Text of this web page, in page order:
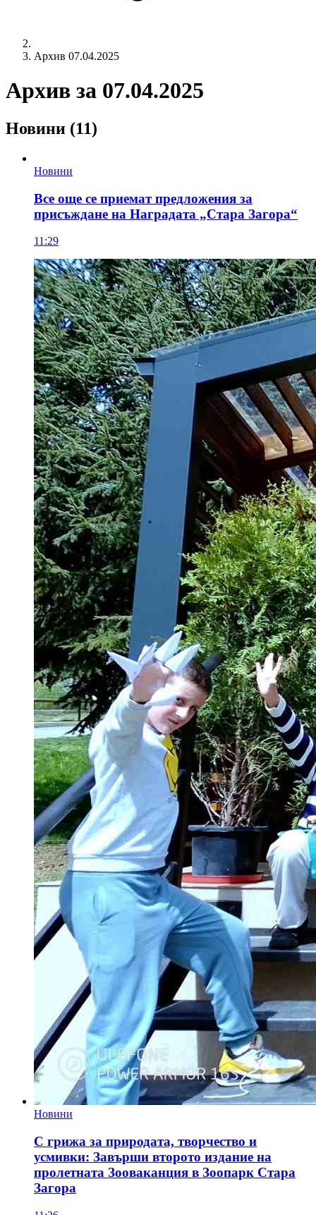
Архив 07.04.2025
Архив за 07.04.2025
Новини (11)
Новини
Все още се приемат предложения за
присъждане на Наградата „Стара Загора“
11:29
Новини
С грижа за природата, творчество и
усмивки: Завърши второто издание на
пролетната Зооваканция в Зоопарк Стара
Загора